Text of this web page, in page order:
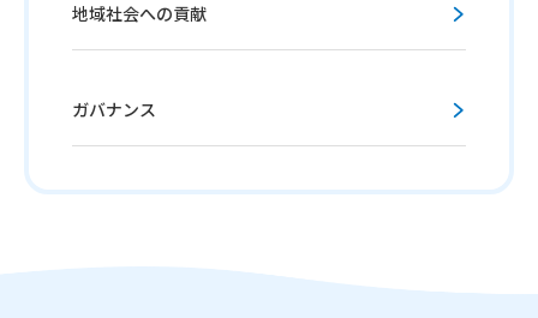
地域社会への貢献
ガバナンス